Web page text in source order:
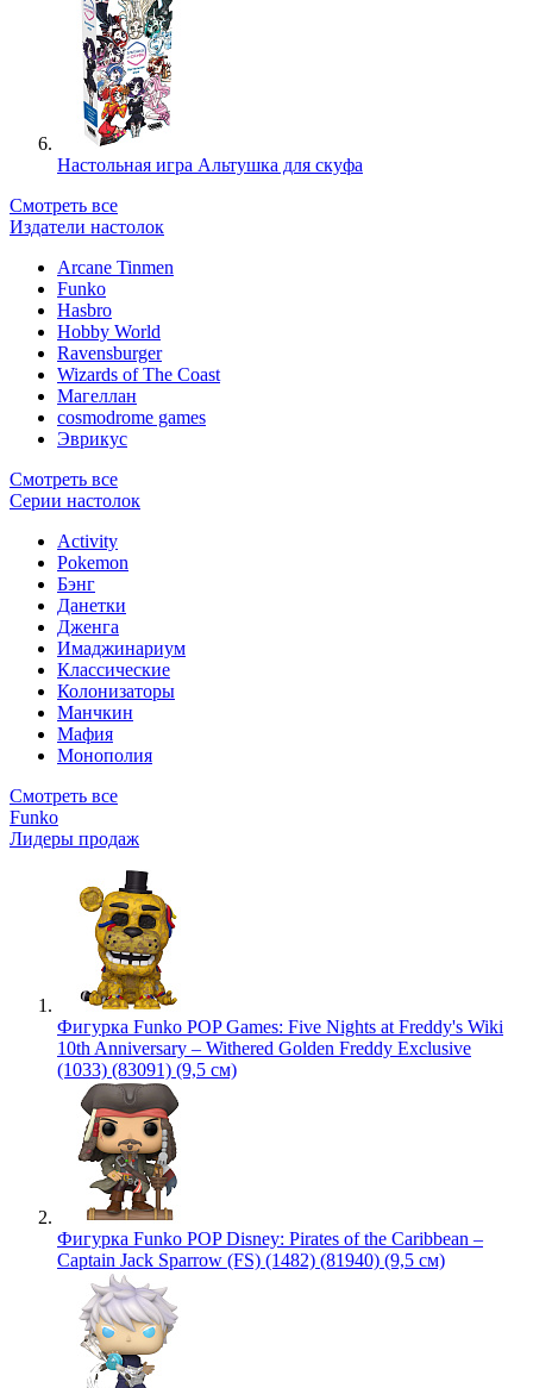
Настольная игра Альтушка для скуфа
Смотреть все
Издатели настолок
Arcane Tinmen
Funko
Hasbro
Hobby World
Ravensburger
Wizards of The Coast
Магеллан
сosmodrome games
Эврикус
Смотреть все
Серии настолок
Activity
Pokemon
Бэнг
Данетки
Дженга
Имаджинариум
Классические
Колонизаторы
Манчкин
Мафия
Монополия
Смотреть все
Funko
Лидеры продаж
Фигурка Funko POP Games: Five Nights at Freddy's Wiki
10th Anniversary – Withered Golden Freddy Exclusive
(1033) (83091) (9,5 см)
Фигурка Funko POP Disney: Pirates of the Caribbean –
Captain Jack Sparrow (FS) (1482) (81940) (9,5 см)